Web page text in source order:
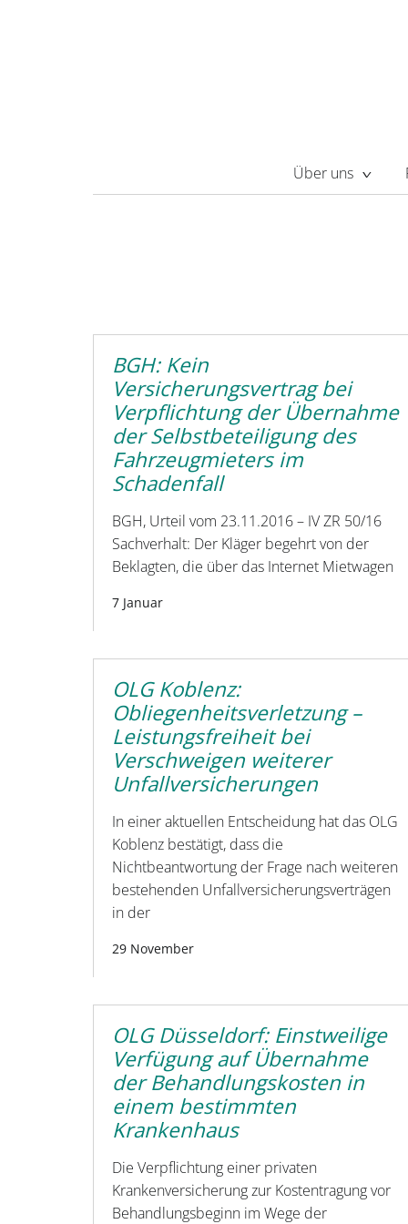
Über uns
BGH: Kein
Versicherungsvertrag bei
Verpflichtung der Übernahme
der Selbstbeteiligung des
Fahrzeugmieters im
Schadenfall
BGH, Urteil vom 23.11.2016 – IV ZR 50/16
Sachverhalt: Der Kläger begehrt von der
Beklagten, die über das Internet Mietwagen
7 Januar
OLG Koblenz:
Obliegenheitsverletzung –
Leistungsfreiheit bei
Verschweigen weiterer
Unfallversicherungen
In einer aktuellen Entscheidung hat das OLG
Koblenz bestätigt, dass die
Nichtbeantwortung der Frage nach weiteren
bestehenden Unfallversicherungsverträgen
in der
29 November
OLG Düsseldorf: Einstweilige
Verfügung auf Übernahme
der Behandlungskosten in
einem bestimmten
Krankenhaus
Die Verpflichtung einer privaten
Krankenversicherung zur Kostentragung vor
Behandlungsbeginn im Wege der